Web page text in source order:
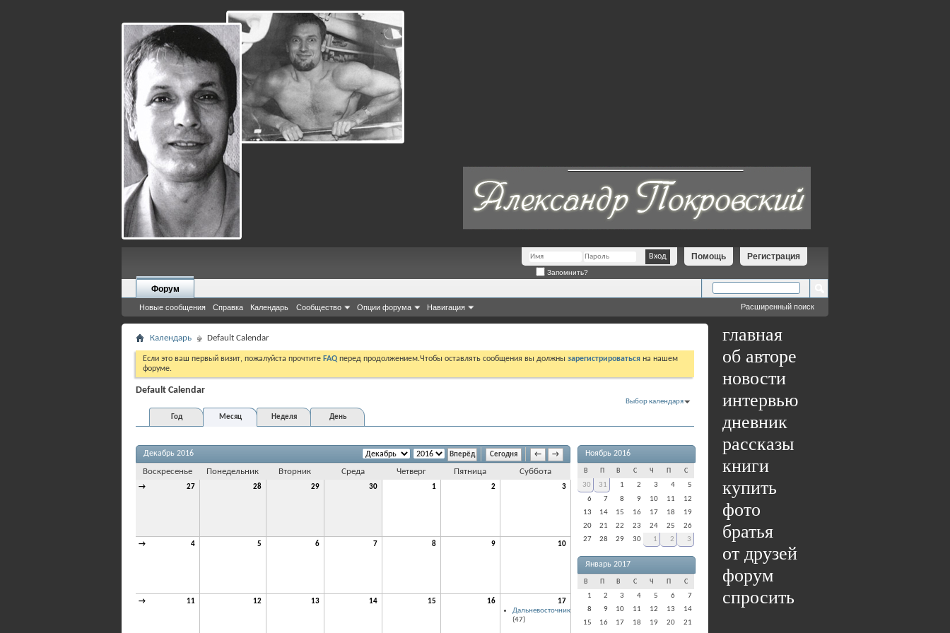
Регистрация
Помощь
Запомнить?
Форум
Новые сообщения Справка Календарь Сообщество Опции форума Навигация Расширенный поиск
главная
об авторе
новости
интервью
дневник
рассказы
книги
купить
фото
братья
от друзей
форум
спросить
Календарь Default Calendar
Если это ваш первый визит, пожалуйста прочтите FAQ перед продолжением.Чтобы оставлять сообщения вы должны зарегистрироваться на нашем
форуме.
Default Calendar
Выбор календаря
Год
Месяц Неделя День
Сегодня ← →
Декабрь 2016
Воскресенье Понедельник Вторник Среда Четверг Пятница Суббота
→ 27 28 29 30 1 2 3
→ 4 5 6 7 8 9 10
→ 11 12 13 14 15 16
17
Дальневосточник
(47)
Ноябрь 2016
В В С Ч С
30 31 1 2 3 4
5
6
7 8 9 10 11
12
13
14 15 16 17 18
19
20
21 22 23 24 25
26
27
28 29 30 1 2 3
Январь 2017
В В С Ч С
1 2 3 4 5 6
7
8
9 10 11 12 13
14
15
16 17 18 19 20
21